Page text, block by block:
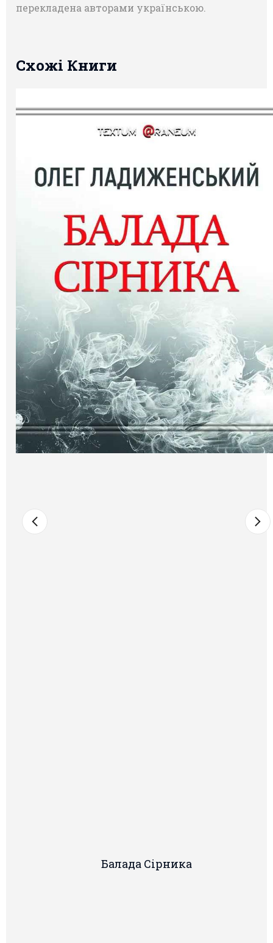
перекладена авторами українською.
Схожі Книги
Балада Сiрника